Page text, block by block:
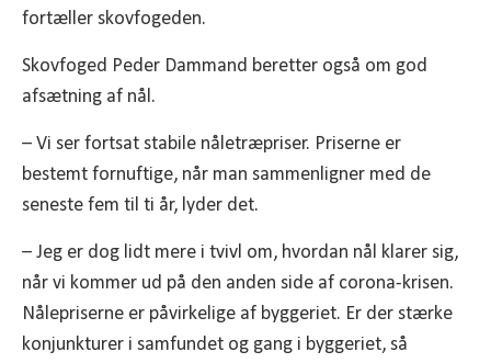
fortæller skovfogeden.
Skovfoged Peder Dammand beretter også om god
afsætning af nål.
– Vi ser fortsat stabile nåletræpriser. Priserne er
bestemt fornuftige, når man sammenligner med de
seneste fem til ti år, lyder det.
– Jeg er dog lidt mere i tvivl om, hvordan nål klarer sig,
når vi kommer ud på den anden side af corona-krisen.
Nålepriserne er påvirkelige af byggeriet. Er der stærke
konjunkturer i samfundet og gang i byggeriet, så